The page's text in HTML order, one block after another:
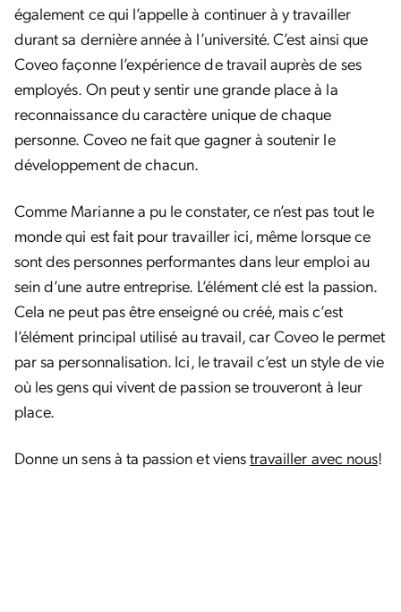
également ce qui l’appelle à continuer à y travailler
durant sa dernière année à l’université. C’est ainsi que
Coveo façonne l’expérience de travail auprès de ses
employés. On peut y sentir une grande place à la
reconnaissance du caractère unique de chaque
personne. Coveo ne fait que gagner à soutenir le
développement de chacun.
Comme Marianne a pu le constater, ce n’est pas tout le
monde qui est fait pour travailler ici, même lorsque ce
sont des personnes performantes dans leur emploi au
sein d’une autre entreprise. L’élément clé est la passion.
Cela ne peut pas être enseigné ou créé, mais c’est
l’élément principal utilisé au travail, car Coveo le permet
par sa personnalisation. Ici, le travail c’est un style de vie
où les gens qui vivent de passion se trouveront à leur
place.
Donne un sens à ta passion et vienstravailler avec nous!